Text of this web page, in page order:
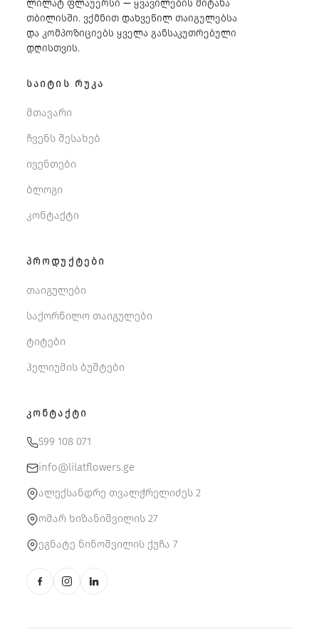
ლილატ ფლაუერსი — ყვავილების მიტანა
თბილისში. ვქმნით დახვეწილ თაიგულებსა
და კომპოზიციებს ყველა განსაკუთრებული
დღისთვის.
ᲡᲐᲘᲢᲘᲡ ᲠᲣᲙᲐ
მთავარი
ჩვენს შესახებ
ივენთები
ბლოგი
კონტაქტი
ᲞᲠᲝᲓᲣᲥᲢᲔᲑᲘ
თაიგულები
საქორწილო თაიგულები
ტიტები
ჰელიუმის ბუშტები
ᲙᲝᲜᲢᲐᲥᲢᲘ
599 108 071
info@lilatflowers.ge
ალექსანდრე თვალჭრელიძეს 2
ომარ ხიზანიშვილის 27
ეგნატე ნინოშვილის ქუჩა 7